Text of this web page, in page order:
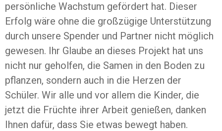
persönliche Wachstum gefördert hat. Dieser
Erfolg wäre ohne die großzügige Unterstützung
durch unsere Spender und Partner nicht möglich
gewesen. Ihr Glaube an dieses Projekt hat uns
nicht nur geholfen, die Samen in den Boden zu
pflanzen, sondern auch in die Herzen der
Schüler. Wir alle und vor allem die Kinder, die
jetzt die Früchte ihrer Arbeit genießen, danken
Ihnen dafür, dass Sie etwas bewegt haben.